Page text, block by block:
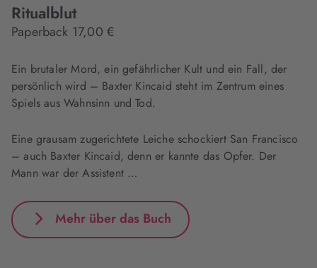
Ritualblut
Paperback 17,00 €
Ein brutaler Mord, ein gefährlicher Kult und ein Fall, der
persönlich wird – Baxter Kincaid steht im Zentrum eines
Spiels aus Wahnsinn und Tod.
Eine grausam zugerichtete Leiche schockiert San Francisco
– auch Baxter Kincaid, denn er kannte das Opfer. Der
Mann war der Assistent …
Mehr über das Buch